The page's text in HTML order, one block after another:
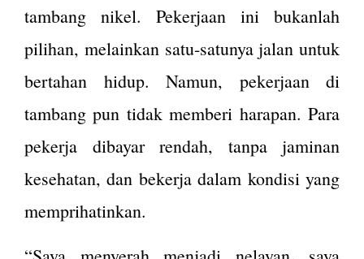
tambang nikel. Pekerjaan ini bukanlah
pilihan, melainkan satu-satunya jalan untuk
bertahan hidup. Namun, pekerjaan di
tambang pun tidak memberi harapan. Para
pekerja dibayar rendah, tanpa jaminan
kesehatan, dan bekerja dalam kondisi yang
memprihatinkan​.